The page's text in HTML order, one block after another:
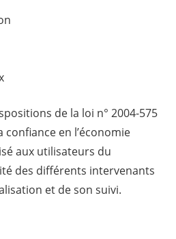
de la loi n° 2004-575
en l’économie
aux utilisateurs du
des différents intervenants
et de son suivi.